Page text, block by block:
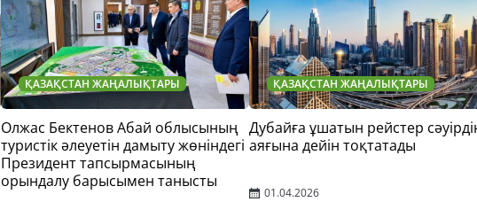
ҚАЗАҚСТАН ЖАҢАЛЫҚТАРЫ
Олжас Бектенов Абай облысының
туристік әлеуетін дамыту жөніндегі
Президент тапсырмасының
орындалу барысымен танысты
ҚАЗАҚСТАН ЖАҢАЛЫҚТАРЫ
Дубайға ұшатын рейстер
аяғына дейін тоқтатады
01.04.2026